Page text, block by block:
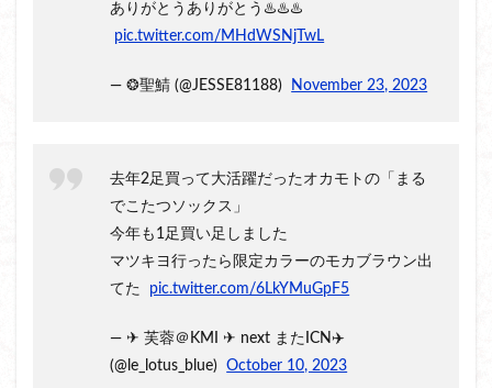
ありがとうありがとう♨️♨️♨️
pic.twitter.com/MHdWSNjTwL
— ❂聖鯖 (@JESSE81188) November 23, 2023
去年2足買って大活躍だったオカモトの「まる
でこたつソックス」
今年も1足買い足しました
マツキヨ行ったら限定カラーのモカブラウン出
てた
pic.twitter.com/6LkYMuGpF5
— ✈︎ 芙蓉＠KMI ✈︎ next またICN✈️
(@le_lotus_blue) October 10, 2023